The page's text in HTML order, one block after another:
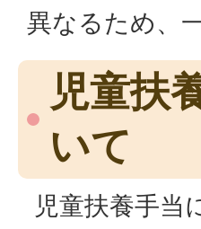
異なるため、
児童扶
いて
児童扶養手当